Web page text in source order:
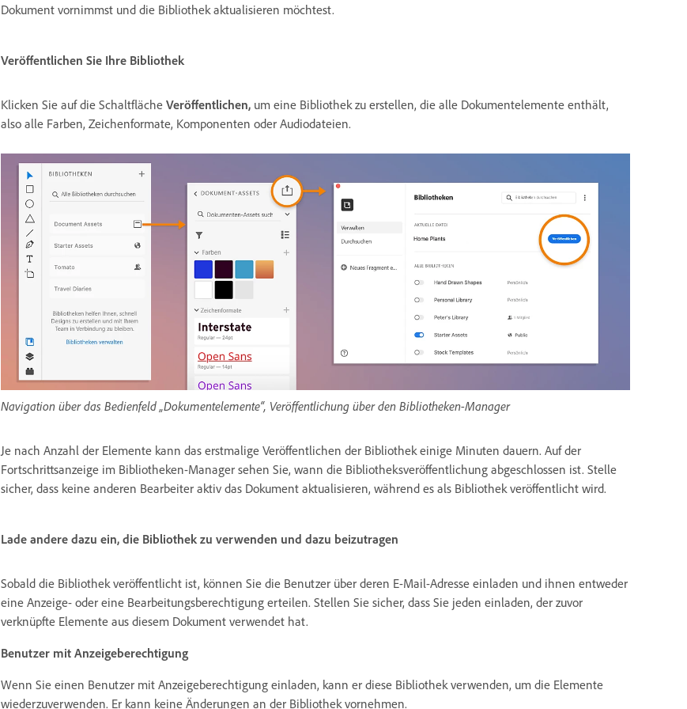
Dokument vornimmst und die Bibliothek aktualisieren möchtest.
Veröffentlichen Sie Ihre Bibliothek
Klicken Sie auf die Schaltfläche Veröffentlichen, um eine Bibliothek zu erstellen, die alle Dokumentelemente enthält,
also alle Farben, Zeichenformate, Komponenten oder Audiodateien.
Navigation über das Bedienfeld „Dokumentelemente“, Veröffentlichung über den Bibliotheken-Manager
Je nach Anzahl der Elemente kann das erstmalige Veröffentlichen der Bibliothek einige Minuten dauern. Auf der
Fortschrittsanzeige im Bibliotheken-Manager sehen Sie, wann die Bibliotheksveröffentlichung abgeschlossen ist. Stelle
sicher, dass keine anderen Bearbeiter aktiv das Dokument aktualisieren, während es als Bibliothek veröffentlicht wird.
Lade andere dazu ein, die Bibliothek zu verwenden und dazu beizutragen
Sobald die Bibliothek veröffentlicht ist, können Sie die Benutzer über deren E-Mail-Adresse einladen und ihnen entweder
eine Anzeige- oder eine Bearbeitungsberechtigung erteilen. Stellen Sie sicher, dass Sie jeden einladen, der zuvor
verknüpfte Elemente aus diesem Dokument verwendet hat.
Benutzer mit Anzeigeberechtigung
Wenn Sie einen Benutzer mit Anzeigeberechtigung einladen, kann er diese Bibliothek verwenden, um die Elemente
wiederzuverwenden. Er kann keine Änderungen an der Bibliothek vornehmen.